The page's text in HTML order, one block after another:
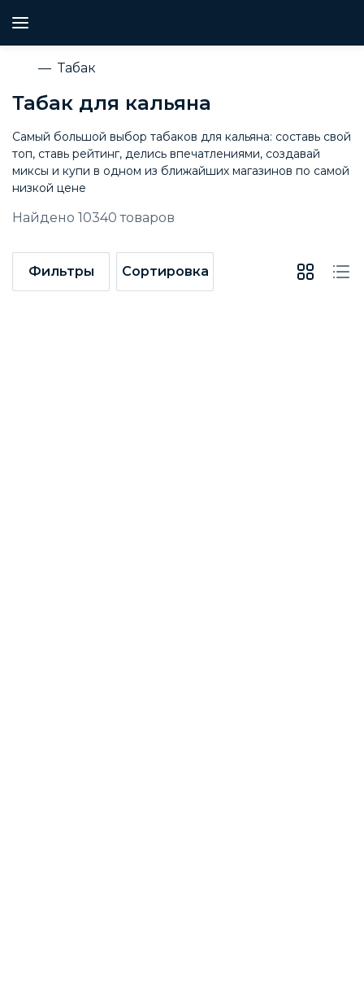
Табак
Табак для кальяна
Самый большой выбор табаков для кальяна: составь свой
топ, ставь рейтинг, делись впечатлениями, создавай
миксы и купи в одном из ближайших магазинов по самой
низкой цене
Найдено 10340 товаров
Фильтры Сортировка